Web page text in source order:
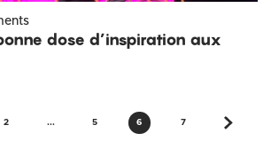
dose d’inspiration aux
2 ... 5 6 7